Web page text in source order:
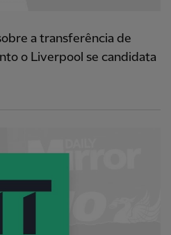
a transferência de
o Liverpool se candidata